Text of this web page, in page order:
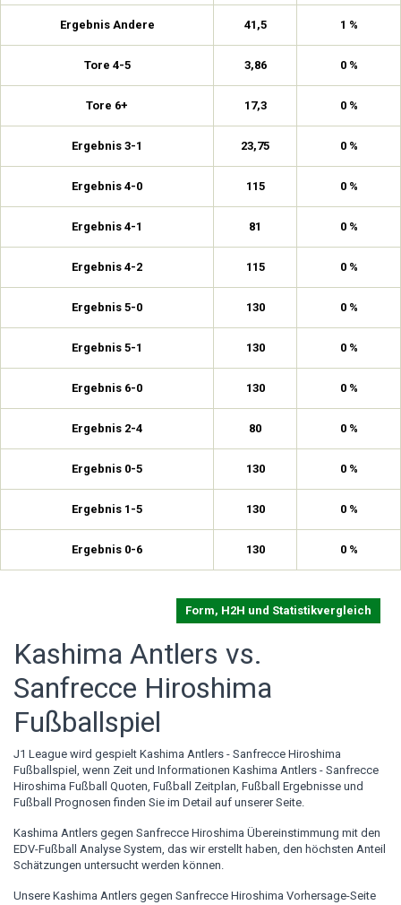
Ergebnis Andere 41,5 1 %
Tore 4-5 3,86 0 %
Tore 6+ 17,3 0 %
Ergebnis 3-1 23,75 0 %
Ergebnis 4-0 115 0 %
Ergebnis 4-1 81 0 %
Ergebnis 4-2 115 0 %
Ergebnis 5-0 130 0 %
Ergebnis 5-1 130 0 %
Ergebnis 6-0 130 0 %
Ergebnis 2-4 80 0 %
Ergebnis 0-5 130 0 %
Ergebnis 1-5 130 0 %
Ergebnis 0-6 130 0 %
Form, H2H und Statistikvergleich
Kashima Antlers vs.
Sanfrecce Hiroshima
Fußballspiel
J1 League wird gespielt Kashima Antlers - Sanfrecce Hiroshima
Fußballspiel, wenn Zeit und Informationen Kashima Antlers - Sanfrecce
Hiroshima Fußball Quoten, Fußball Zeitplan, Fußball Ergebnisse und
Fußball Prognosen finden Sie im Detail auf unserer Seite.
Kashima Antlers gegen Sanfrecce Hiroshima Übereinstimmung mit den
EDV-Fußball Analyse System, das wir erstellt haben, den höchsten Anteil
Schätzungen untersucht werden können.
Unsere Kashima Antlers gegen Sanfrecce Hiroshima Vorhersage-Seite